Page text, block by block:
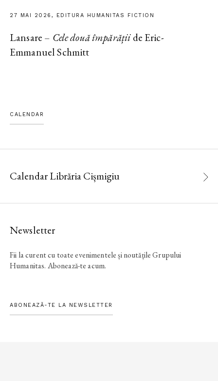
27 MAI 2026, EDITURA HUMANITAS FICTION
Lansare – Cele două împărățiide Eric-
Emmanuel Schmitt
CALENDAR
Calendar Librăria Cișmigiu
Newsletter
Fii la curent cu toate evenimentele și noutățile Grupului
Humanitas. Abonează-te acum.
ABONEAZĂ-TE LA NEWSLETTER